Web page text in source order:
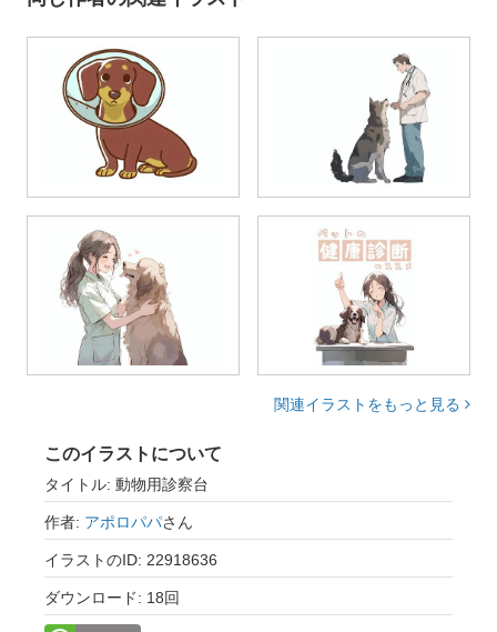
関連イラストをもっと見る
このイラストについて
タイトル: 動物用診察台
作者: アポロパパさん
イラストのID: 22918636
ダウンロード: 18回